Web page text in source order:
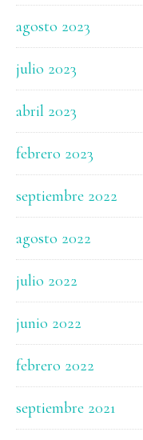
agosto 2023
julio 2023
abril 2023
febrero 2023
septiembre 2022
agosto 2022
julio 2022
junio 2022
febrero 2022
septiembre 2021